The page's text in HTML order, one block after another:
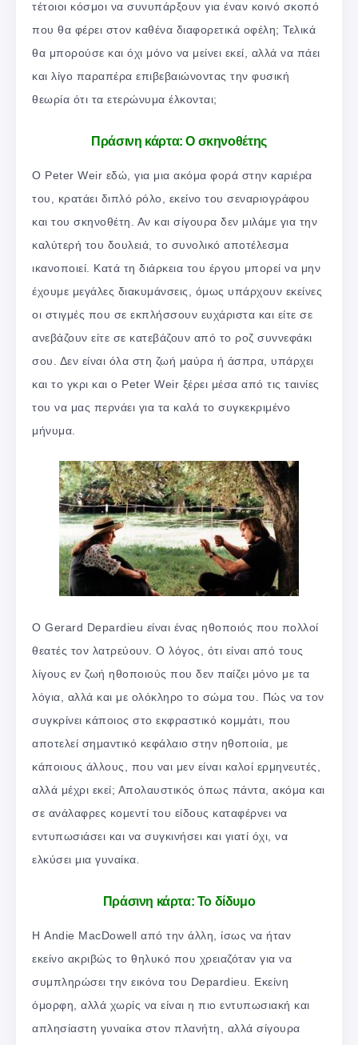
τέτοιοι κόσμοι να συνυπάρξουν για έναν κοινό σκοπό
που θα φέρει στον καθένα διαφορετικά οφέλη; Τελικά
θα μπορούσε και όχι μόνο να μείνει εκεί, αλλά να πάει
και λίγο παραπέρα επιβεβαιώνοντας την φυσική
θεωρία ότι τα ετερώνυμα έλκονται;
Πράσινη κάρτα: Ο σκηνοθέτης
Ο Peter Weir εδώ, για μια ακόμα φορά στην καριέρα
του, κρατάει διπλό ρόλο, εκείνο του σεναριογράφου
και του σκηνοθέτη. Αν και σίγουρα δεν μιλάμε για την
καλύτερή του δουλειά, το συνολικό αποτέλεσμα
ικανοποιεί. Κατά τη διάρκεια του έργου μπορεί να μην
έχουμε μεγάλες διακυμάνσεις, όμως υπάρχουν εκείνες
οι στιγμές που σε εκπλήσσουν ευχάριστα και είτε σε
ανεβάζουν είτε σε κατεβάζουν από το ροζ συννεφάκι
σου. Δεν είναι όλα στη ζωή μαύρα ή άσπρα, υπάρχει
και το γκρι και ο Peter Weir ξέρει μέσα από τις ταινίες
του να μας περνάει για τα καλά το συγκεκριμένο
μήνυμα.
Ο Gerard Depardieu είναι ένας ηθοποιός που πολλοί
θεατές τον λατρεύουν. Ο λόγος, ότι είναι από τους
λίγους εν ζωή ηθοποιούς που δεν παίζει μόνο με τα
λόγια, αλλά και με ολόκληρο το σώμα του. Πώς να τον
συγκρίνει κάποιος στο εκφραστικό κομμάτι, που
αποτελεί σημαντικό κεφάλαιο στην ηθοποιία, με
κάποιους άλλους, που ναι μεν είναι καλοί ερμηνευτές,
αλλά μέχρι εκεί; Απολαυστικός όπως πάντα, ακόμα και
σε ανάλαφρες κομεντί του είδους καταφέρνει να
εντυπωσιάσει και να συγκινήσει και γιατί όχι, να
ελκύσει μια γυναίκα.
Πράσινη κάρτα: Το δίδυμο
Η Andie MacDowell από την άλλη, ίσως να ήταν
εκείνο ακριβώς το θηλυκό που χρειαζόταν για να
συμπληρώσει την εικόνα του Depardieu. Εκείνη
όμορφη, αλλά χωρίς να είναι η πιο εντυπωσιακή και
απλησίαστη γυναίκα στον πλανήτη, αλλά σίγουρα